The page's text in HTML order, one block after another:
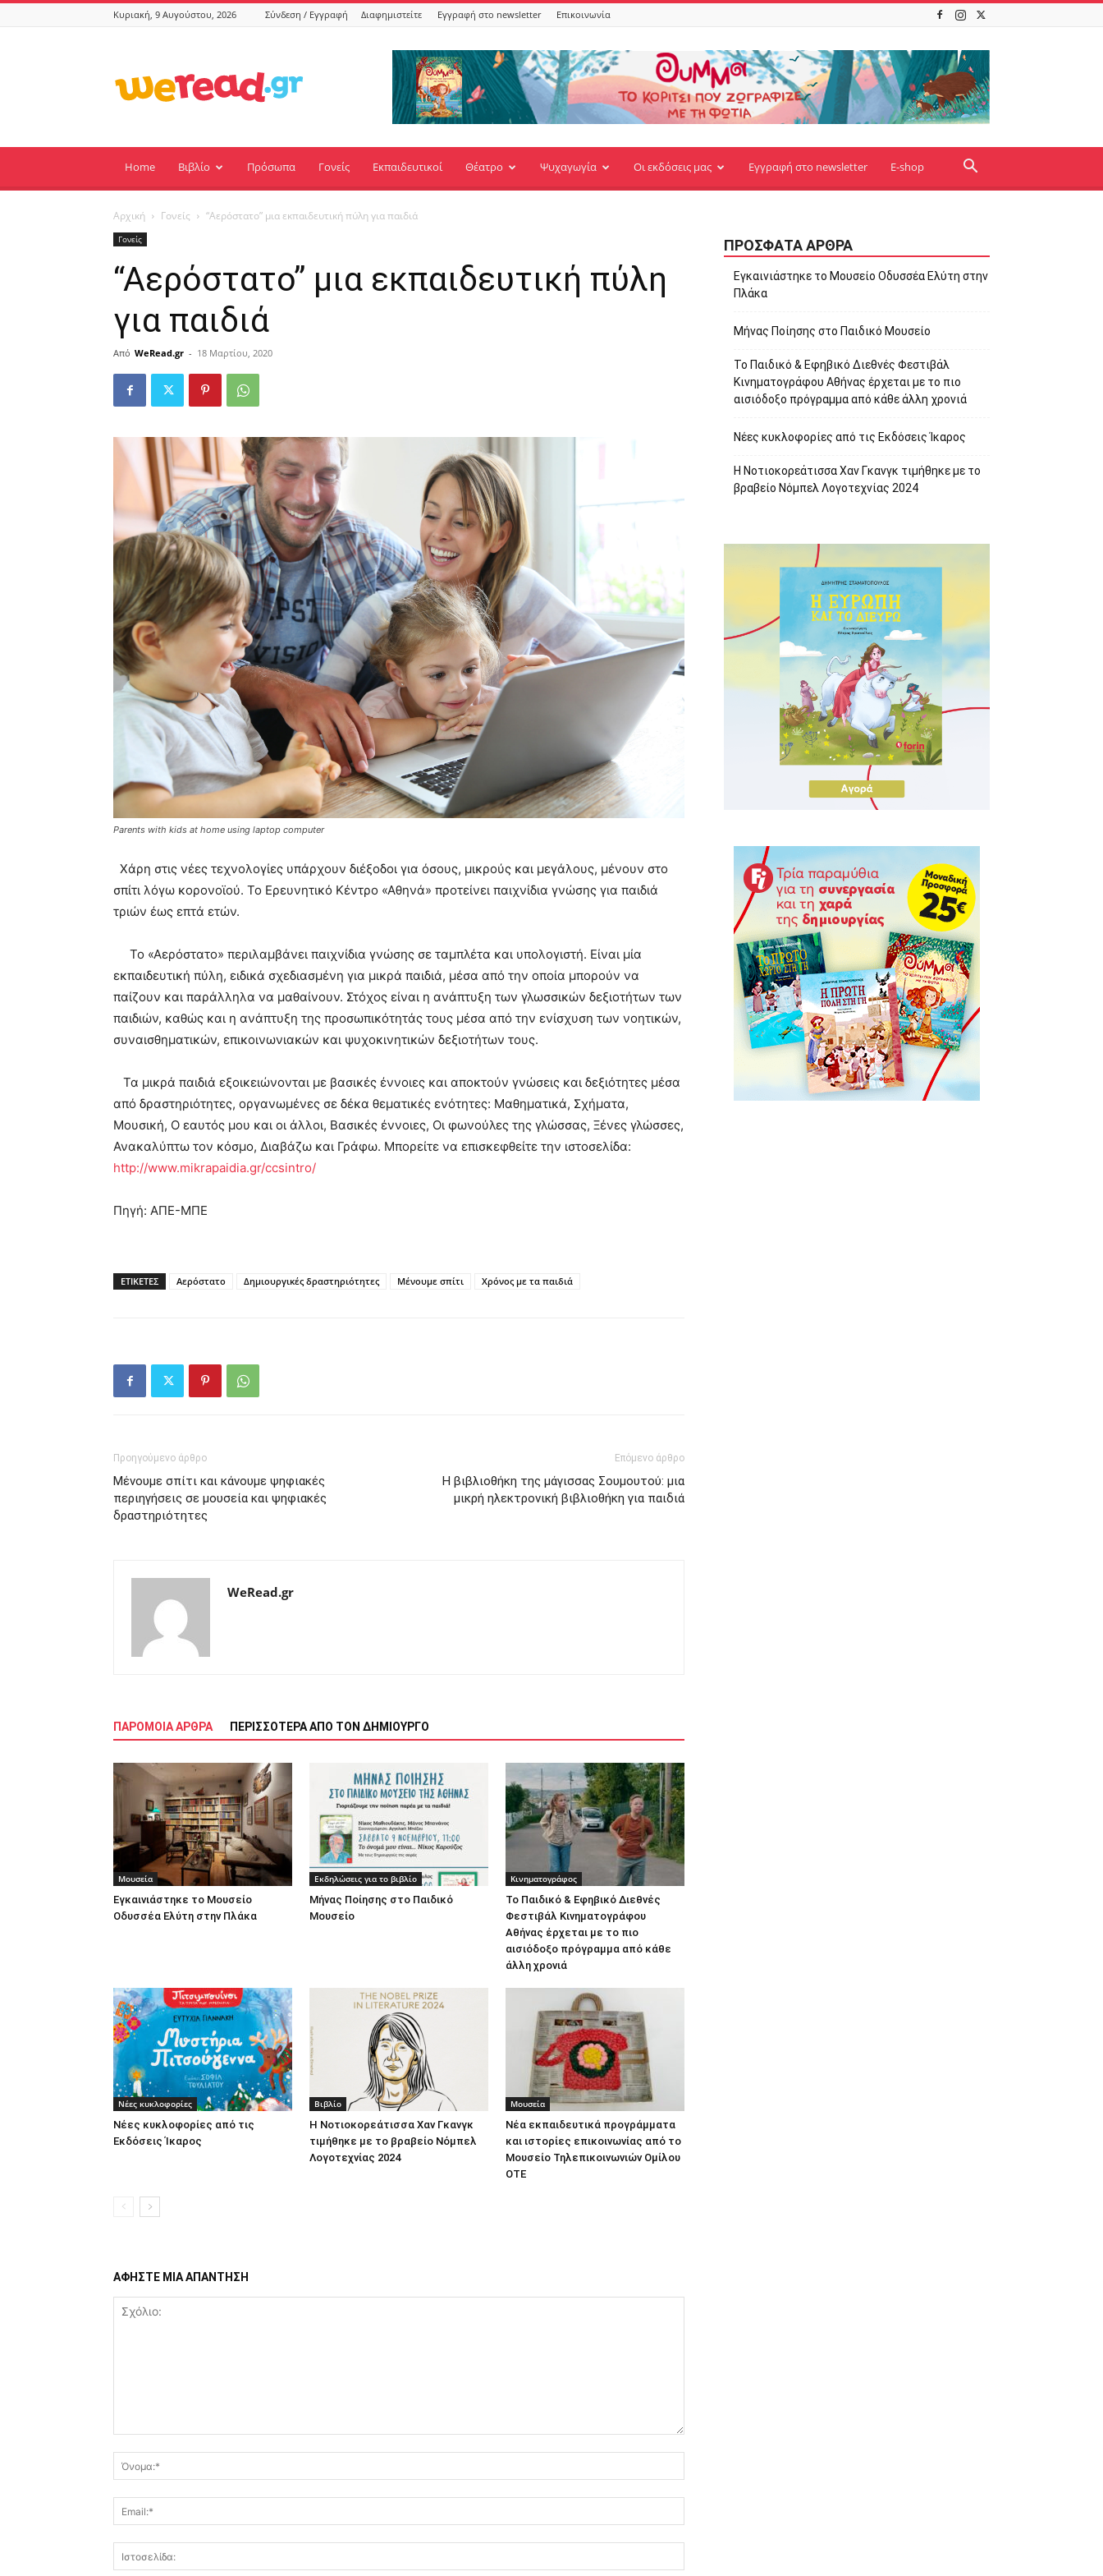
Κυριακή, 9 Αυγούστου, 2026 Σύνδεση / Εγγραφή Διαφημιστείτε Εγγραφή στο newsletter Επικοινωνία
Home Βιβλίο Πρόσωπα Γονείς Εκπαιδευτικοί Θέατρο Ψυχαγωγία Οι εκδόσεις μας Εγγραφή στο newsletter E-shop
Αρχική Γονείς “Αερόστατο” μια εκπαιδευτική πύλη για παιδιά
Γονείς
“Αερόστατο” μια εκπαιδευτική πύλη
για παιδιά
Από WeRead.gr - 18 Μαρτίου, 2020
Parents with kids at home using laptop computer
Χάρη στις νέες τεχνολογίες υπάρχουν διέξοδοι για όσους, μικρούς και μεγάλους, μένουν στο
σπίτι λόγω κορονοϊού. Το Ερευνητικό Κέντρο «Αθηνά» προτείνει παιχνίδια γνώσης για παιδιά
τριών έως επτά ετών.
Το «Αερόστατο» περιλαμβάνει παιχνίδια γνώσης σε ταμπλέτα και υπολογιστή. Είναι μία
εκπαιδευτική πύλη, ειδικά σχεδιασμένη για μικρά παιδιά, μέσα από την οποία μπορούν να
παίζουν και παράλληλα να μαθαίνουν. Στόχος είναι η ανάπτυξη των γλωσσικών δεξιοτήτων των
παιδιών, καθώς και η ανάπτυξη της προσωπικότητάς τους μέσα από την ενίσχυση των νοητικών,
συναισθηματικών, επικοινωνιακών και ψυχοκινητικών δεξιοτήτων τους.
Τα μικρά παιδιά εξοικειώνονται με βασικές έννοιες και αποκτούν γνώσεις και δεξιότητες μέσα
από δραστηριότητες, οργανωμένες σε δέκα θεματικές ενότητες: Μαθηματικά, Σχήματα,
Μουσική, Ο εαυτός μου και οι άλλοι, Βασικές έννοιες, Οι φωνούλες της γλώσσας, Ξένες γλώσσες,
Ανακαλύπτω τον κόσμο, Διαβάζω και Γράφω. Μπορείτε να επισκεφθείτε την ιστοσελίδα:
http://www.mikrapaidia.gr/ccsintro/
Πηγή: ΑΠΕ-ΜΠΕ
ΕΤΙΚΕΤΕΣ Αερόστατο Δημιουργικές δραστηριότητες Μένουμε σπίτι Χρόνος με τα παιδιά
Προηγούμενο άρθρο
Μένουμε σπίτι και κάνουμε ψηφιακές
περιηγήσεις σε μουσεία και ψηφιακές
δραστηριότητες
Επόμενο άρθρο
Η βιβλιοθήκη της μάγισσας Σουμουτού: μια
μικρή ηλεκτρονική βιβλιοθήκη για παιδιά
WeRead.gr
ΠΑΡΟΜΟΙΑ ΑΡΘΡΑ ΠΕΡΙΣΣΟΤΕΡΑ ΑΠΟ ΤΟΝ ΔΗΜΙΟΥΡΓΟ
Μουσεία
Εγκαινιάστηκε το Μουσείο
Οδυσσέα Ελύτη στην Πλάκα
Εκδηλώσεις για το βιβλίο
Μήνας Ποίησης στο Παιδικό
Μουσείο
Κινηματογράφος
Το Παιδικό & Εφηβικό Διεθνές
Φεστιβάλ Κινηματογράφου
Αθήνας έρχεται με το πιο
αισιόδοξο πρόγραμμα από κάθε
άλλη χρονιά
Νέες κυκλοφορίες
Νέες κυκλοφορίες από τις
Εκδόσεις Ίκαρος
Βιβλίο
Η Νοτιοκορεάτισσα Χαν Γκανγκ
τιμήθηκε με το βραβείο Νόμπελ
Λογοτεχνίας 2024
Μουσεία
Νέα εκπαιδευτικά προγράμματα
και ιστορίες επικοινωνίας από το
Μουσείο Τηλεπικοινωνιών Ομίλου
ΟΤΕ
ΑΦΗΣΤΕ ΜΙΑ ΑΠΑΝΤΗΣΗ
ΠΡΌΣΦΑΤΑ ΆΡΘΡΑ
Εγκαινιάστηκε το Μουσείο Οδυσσέα Ελύτη στην
Πλάκα
Μήνας Ποίησης στο Παιδικό Μουσείο
Το Παιδικό & Εφηβικό Διεθνές Φεστιβάλ
Κινηματογράφου Αθήνας έρχεται με το πιο
αισιόδοξο πρόγραμμα από κάθε άλλη χρονιά
Νέες κυκλοφορίες από τις Εκδόσεις Ίκαρος
Η Νοτιοκορεάτισσα Χαν Γκανγκ τιμήθηκε με το
βραβείο Νόμπελ Λογοτεχνίας 2024